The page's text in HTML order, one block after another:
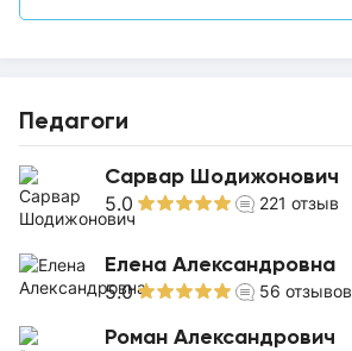
Педагоги
Сарвар Шодижонович
5.0 221 отзыв
Елена Александровна
5.0 56 отзывов
Роман Александрович